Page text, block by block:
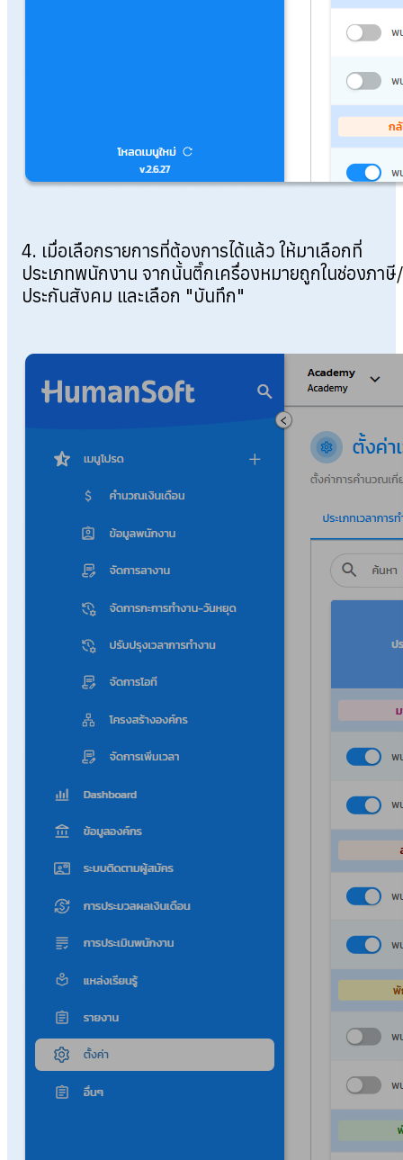
4. เมื่อเลือกรายการที่ต้องการได้แล้ว ให้มาเลือกที่
ประเภทพนักงาน จากนั้นติ๊กเครื่องหมายถูกในช่องภาษี/
ประกันสังคม และเลือก "บันทึก"